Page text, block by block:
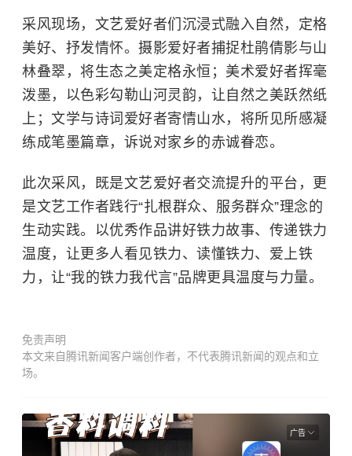
采风现场，文艺爱好者们沉浸式融入自然，定格
美好、抒发情怀。摄影爱好者捕捉杜鹃倩影与山
林叠翠，将生态之美定格永恒；美术爱好者挥毫
泼墨，以色彩勾勒山河灵韵，让自然之美跃然纸
上；文学与诗词爱好者寄情山水，将所见所感凝
练成笔墨篇章，诉说对家乡的赤诚眷恋。
此次采风，既是文艺爱好者交流提升的平台，更
是文艺工作者践行“扎根群众、服务群众”理念的
生动实践。以优秀作品讲好铁力故事、传递铁力
温度，让更多人看见铁力、读懂铁力、爱上铁
力，让“我的铁力我代言”品牌更具温度与力量。
免责声明
本文来自腾讯新闻客户端创作者，不代表腾讯新闻的观点和立
场。
广告